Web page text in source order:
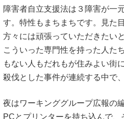
障害者自立支援法は３障害が一
す。特性もまちまちです。見た
方々には頑張っていただきたい
こういった専門性を持った人た
もない人もだれもが住みよい街
殺伐とした事件が連続する中で
夜はワーキンググループ広報の
PCとプリンターを持ち込んで